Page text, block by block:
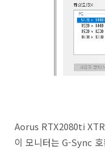
Aorus RTX2080ti
이 모니터는 G-Sync